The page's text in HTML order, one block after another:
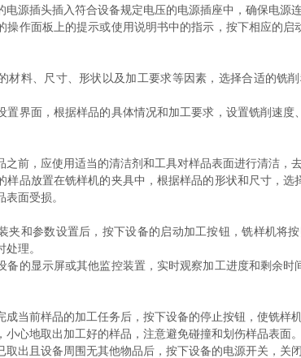
插头插入符合设备规定电压的电源插座中，确保电源
面板上的提示或使用说明书中的指示，按下相应的启
料、尺寸、形状以及加工要求等因素，选择合适的铣削
面，根据样品的具体情况和加工要求，设置铣削速度
，应使用适当的清洁剂和工具对样品表面进行清洁，
放置在铣样机的夹具中，根据样品的形状和尺寸，选
面受损。
和参数设置后，按下设备的启动加工按钮，铣样机将
理。
显示屏或其他监控装置，实时观察加工进度和剩余时
前样品的加工任务后，按下设备的停止按钮，使铣样机
地取出加工好的样品，注意避免碰撞和划伤样品表面。
且设备周围无其他物品后，按下设备的电源开关，关